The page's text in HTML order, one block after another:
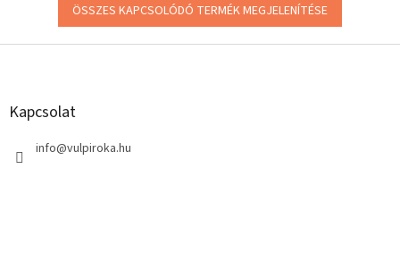
ÖSSZES KAPCSOLÓDÓ TERMÉK MEGJELENÍTÉSE
L
Kapcsolat
info@vulpiroka.hu